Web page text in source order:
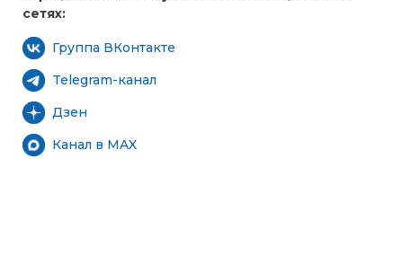
сетях:
Группа ВКонтакте
Telegram-канал
Дзен
Канал в MAX